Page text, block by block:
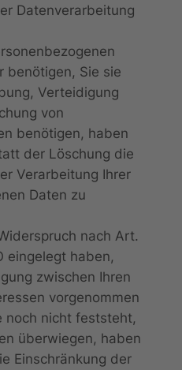
Datenverarbeitung
benötigen, Sie sie
Verteidigung
von
benötigen, haben
der Löschung die
Verarbeitung Ihrer
Daten zu
nach Art.
eingelegt haben,
zwischen Ihren
vorgenommen
noch nicht feststeht,
überwiegen, haben
Einschränkung der